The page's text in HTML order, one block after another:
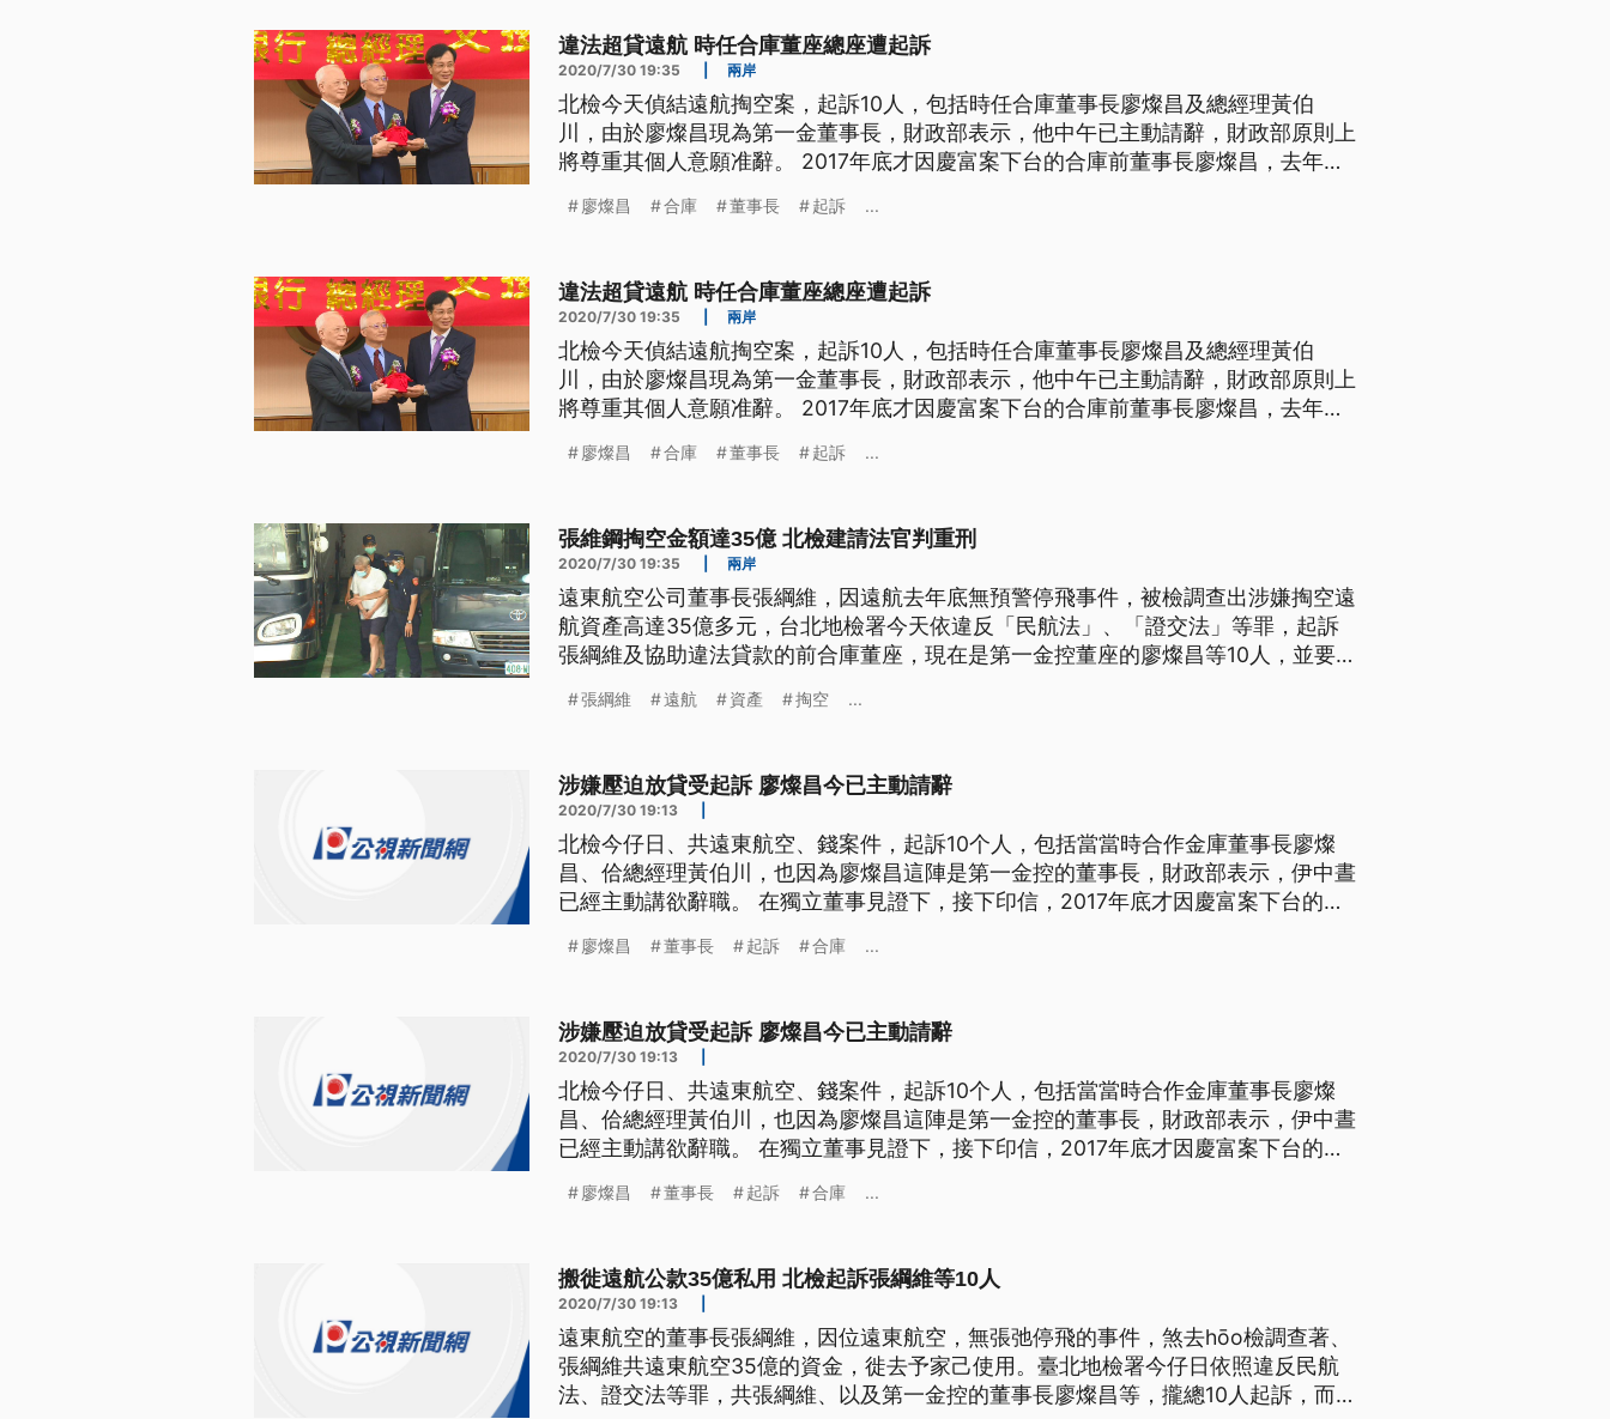
違法超貸遠航 時任合庫董座總座遭起訴
2020/7/30 19:35 兩岸
北檢今天偵結遠航掏空案，起訴10人，包括時任合庫董事長廖燦昌及總經理黃伯
川，由於廖燦昌現為第一金董事長，財政部表示，他中午已主動請辭，財政部原則上
將尊重其個人意願准辭。 2017年底才因慶富案下台的合庫前董事長廖燦昌，去年回
以金融專業來服務企業，為我們的股東創造利益，為我們來照顧我們員工。」 沒想
廖燦昌 合庫 董事長 起訴 ...
違法超貸遠航 時任合庫董座總座遭起訴
2020/7/30 19:35 兩岸
北檢今天偵結遠航掏空案，起訴10人，包括時任合庫董事長廖燦昌及總經理黃伯
川，由於廖燦昌現為第一金董事長，財政部表示，他中午已主動請辭，財政部原則上
將尊重其個人意願准辭。 2017年底才因慶富案下台的合庫前董事長廖燦昌，去年回
以金融專業來服務企業，為我們的股東創造利益，為我們來照顧我們員工。」 沒想
廖燦昌 合庫 董事長 起訴 ...
張維鋼掏空金額達35億 北檢建請法官判重刑
2020/7/30 19:35 兩岸
遠東航空公司董事長張綱維，因遠航去年底無預警停飛事件，被檢調查出涉嫌掏空遠
航資產高達35億多元，台北地檢署今天依違反「民航法」、「證交法」等罪，起訴
張綱維及協助違法貸款的前合庫董座，現在是第一金控董座的廖燦昌等10人，並要
台北地方法院，檢方調查發現，他涉嫌掏空遠航資產，高達35億元，更罔顧飛安，
張綱維 遠航 資產 掏空 ...
涉嫌壓迫放貸受起訴 廖燦昌今已主動請辭
2020/7/30 19:13
北檢今仔日、共遠東航空、錢案件，起訴10个人，包括當當時合作金庫董事長廖燦
昌、佮總經理黃伯川，也因為廖燦昌這陣是第一金控的董事長，財政部表示，伊中晝
已經主動講欲辭職。 在獨立董事見證下，接下印信，2017年底才因慶富案下台的合
的專業，沒想到日前台北地檢署在偵辦遠航掏空案時，查出廖燦昌，疑似以私人交情
廖燦昌 董事長 起訴 合庫 ...
涉嫌壓迫放貸受起訴 廖燦昌今已主動請辭
2020/7/30 19:13
北檢今仔日、共遠東航空、錢案件，起訴10个人，包括當當時合作金庫董事長廖燦
昌、佮總經理黃伯川，也因為廖燦昌這陣是第一金控的董事長，財政部表示，伊中晝
已經主動講欲辭職。 在獨立董事見證下，接下印信，2017年底才因慶富案下台的合
的專業，沒想到日前台北地檢署在偵辦遠航掏空案時，查出廖燦昌，疑似以私人交情
廖燦昌 董事長 起訴 合庫 ...
搬徙遠航公款35億私用 北檢起訴張綱維等10人
2020/7/30 19:13
遠東航空的董事長張綱維，因位遠東航空，無張弛停飛的事件，煞去hōo檢調查著、
張綱維共遠東航空35億的資金，徙去予家己使用。臺北地檢署今仔日依照違反民航
法、證交法等罪，共張綱維、以及第一金控的董事長廖燦昌等，攏總10人起訴，而